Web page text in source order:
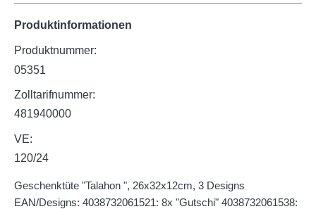
Produktinformationen
Produktnummer:
05351
Zolltarifnummer:
481940000
VE:
120/24
Geschenktüte "Talahon ", 26x32x12cm, 3 Designs
EAN/Designs: 4038732061521: 8x "Gutschi" 4038732061538: